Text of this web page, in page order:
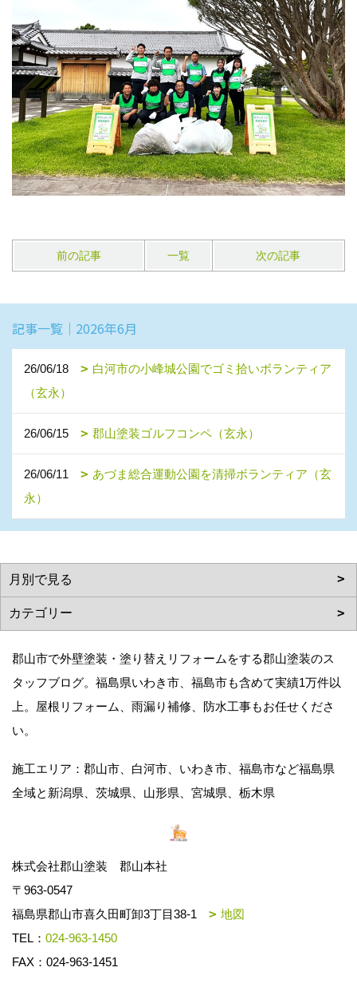
前の記事 一覧 次の記事
記事一覧｜2026年6月
26/06/18
白河市の小峰城公園でゴミ拾いボランティア
（玄永）
26/06/15 郡山塗装ゴルフコンペ（玄永）
26/06/11
あづま総合運動公園を清掃ボランティア（玄
永）
郡山市で外壁塗装・塗り替えリフォームをする郡山塗装のス
タッフブログ。福島県いわき市、福島市も含めて実績1万件以
上。屋根リフォーム、雨漏り補修、防水工事もお任せくださ
い。
施工エリア：郡山市、白河市、いわき市、福島市など福島県
全域と新潟県、茨城県、山形県、宮城県、栃木県
株式会社郡山塗装 郡山本社
〒963-0547
福島県郡山市喜久田町卸3丁目38-1
地図
TEL： 024-963-1450
FAX：024-963-1451